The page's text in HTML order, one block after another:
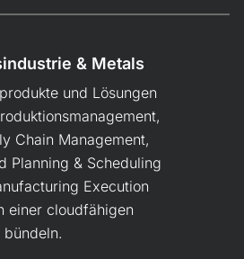
& Metals
und Lösungen
Chain Management,
Planning & Scheduling
Execution
einer cloudfähigen